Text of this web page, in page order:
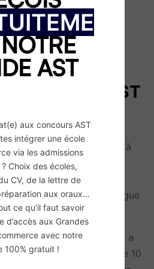
orales
concours AST
comme admissible à
te préparer aux deux
Ces épreuves
d’un entretien de langue
dure 2×10 minutes. Il n’y a
La première partie de 10
AST
aux concours AST
intégrer une école
via les admissions
Choix des écoles,
CV, de la lettre de
aux oraux…
ce qu’il faut savoir
d’accès aux Grandes
avec notre
100% gratuit !